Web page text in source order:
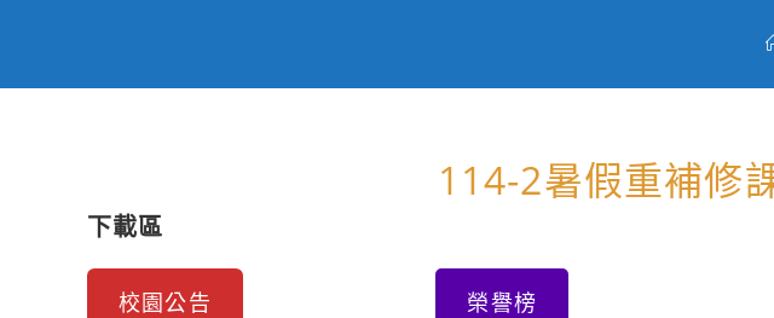
114-2暑假重補修課表
下載區
校園公告 榮譽榜